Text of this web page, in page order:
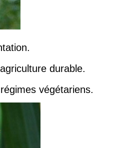
durable.
végétariens.